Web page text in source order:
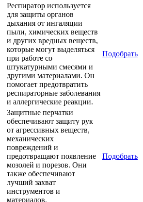
Респиратор используется
для защиты органов
дыхания от ингаляции
пыли, химических веществ
и других вредных веществ,
которые могут выделяться
при работе со
штукатурными смесями и
другими материалами. Он
помогает предотвратить
респираторные заболевания
и аллергические реакции.
Подобрать
Защитные перчатки
обеспечивают защиту рук
от агрессивных веществ,
механических
повреждений и
предотвращают появление
мозолей и порезов. Они
также обеспечивают
лучший захват
инструментов и
материалов.
Подобрать